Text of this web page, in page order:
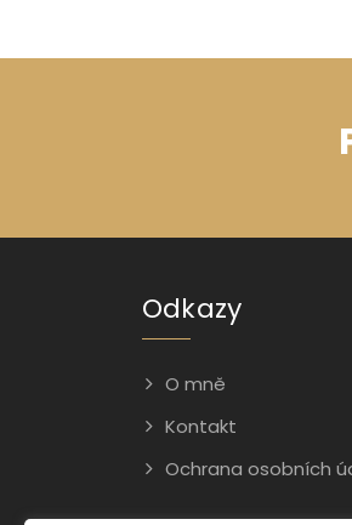
Odkazy
O mně
Kontakt
Ochrana osobních